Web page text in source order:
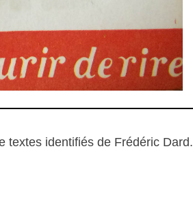
textes identifiés de Frédéric Dard.